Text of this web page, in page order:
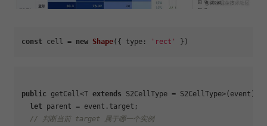
const cell = new Shape({ type : 'rect'
public getCell<T extends S2CellType = S2CellType>(event):
let parent = event. target ;
// 判断当前 target 属于哪一个实例